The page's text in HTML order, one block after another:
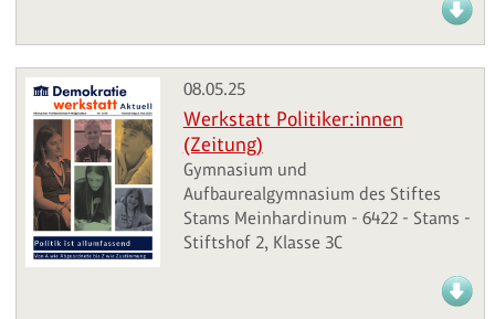
08.05.25
Werkstatt Politiker:innen
(Zeitung)
Gymnasium und
Aufbaurealgymnasium des Stiftes
Stams Meinhardinum - 6422 - Stams -
Stiftshof 2, Klasse 3C